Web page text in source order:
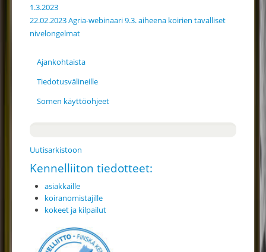
1.3.2023
22.02.2023 Agria-webinaari 9.3. aiheena koirien tavalliset
nivelongelmat
Ajankohtaista
Tiedotusvälineille
Somen käyttöohjeet
Uutisarkistoon
Kennelliiton tiedotteet:
asiakkaille
koiranomistajille
kokeet ja kilpailut